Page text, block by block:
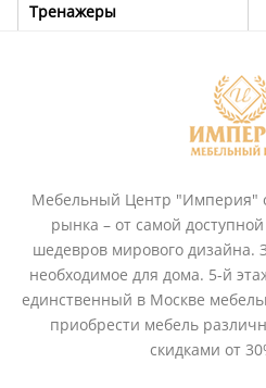
Тренажеры
Мебельный Центр "Империя"
рынка – от самой
шедевров мирового дизайна.
необходимое для дома. 5-й
единственный в Москве
приобрести мебель
скидками от